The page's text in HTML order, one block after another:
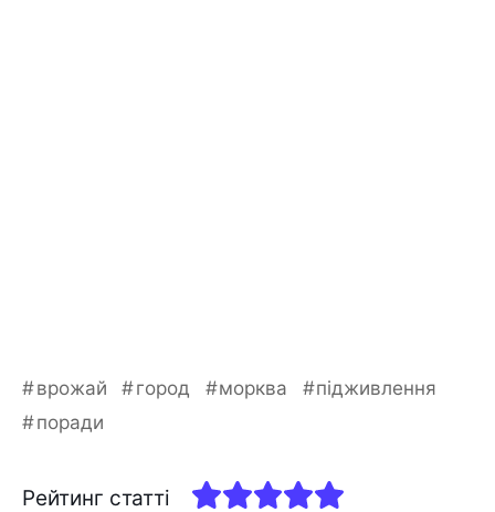
врожай город морква
підживлення
поради
Рейтинг статті